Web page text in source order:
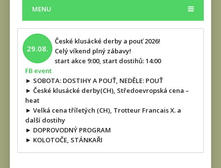
MENU
29.08.
České klusácké derby a pouť 2026!
Celý víkend plný zábavy!
start akce 9:00, start dostihů: 14:00
FB event
► SOBOTA: DOSTIHY A POUŤ, NEDĚLE: POUŤ
► České klusácké derby(CH), Středoevropská cena –
heat
► Velká cena tříletých (CH), Trotteur Francais X. a
další dostihy
► DOPROVODNÝ PROGRAM
► KOLOTOČE, STÁNKAŘI